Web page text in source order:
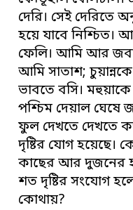
দেরি। সেই দেরিতে
হয়ে যাবে
ফেলি। আমি আর
আমি সাতাশ;
ভাবতে বসি।
পশ্চিম দেয়াল ঘেষে
ফুল দেখতে দেখতে
দৃষ্টির যোগ
কাছের আর দুজনের
শত দৃষ্টির সংযোগ
কোথায়?